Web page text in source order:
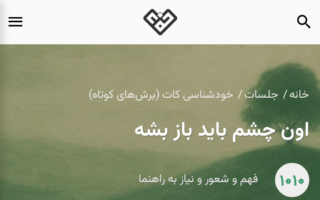
خانه جلسات خودشناسی کات (برش‌های کوتاه)
اون چشم باید باز بشه
1010 فهم و شعور و نیاز به راهنما